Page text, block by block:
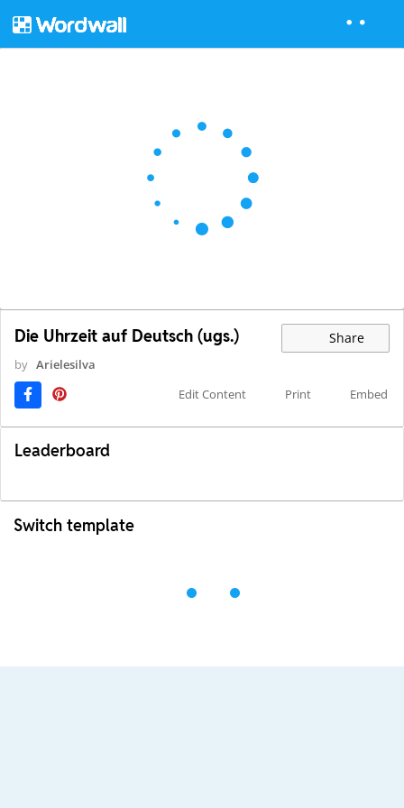
Die Uhrzeit auf Deutsch (ugs.) Share
by Arielesilva
Edit Content
Print Embed
Leaderboard
Switch template